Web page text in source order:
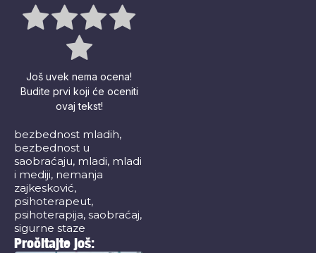
Još uvek nema ocena!
Budite prvi koji će oceniti
ovaj tekst!
bezbednost mladih,
bezbednost u
saobraćaju, mladi, mladi
i mediji, nemanja
zajkesković,
psihoterapeut,
psihoterapija, saobraćaj,
sigurne staze
Pročitajte još: